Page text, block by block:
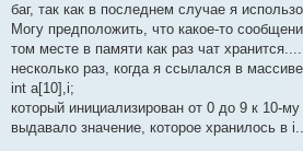
баг, так как в последнем случае я
Могу предположить, что какое-то
том месте в памяти как раз чат
несколько раз, когда я ссылался в массиве
int a[10],i;
который инициализирован от 0 до 9 к 10-
выдавало значение, которое хранилось в